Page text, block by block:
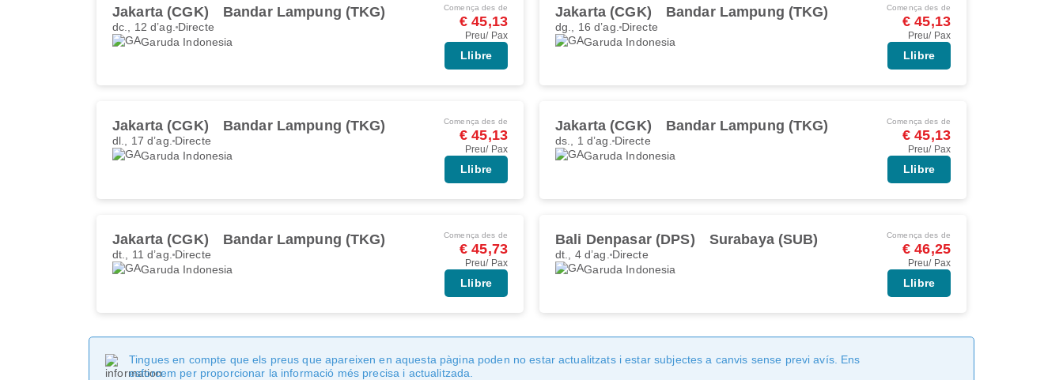
Jakarta (CGK) Bandar Lampung (TKG)
dc., 12 d’ag. Directe
Garuda Indonesia
Comença des de
€ 45,13
Preu/ Pax
Llibre
Jakarta (CGK) Bandar Lampung (TKG)
dg., 16 d’ag. Directe
Garuda Indonesia
Comença des de
€ 45,13
Preu/ Pax
Llibre
Jakarta (CGK) Bandar Lampung (TKG)
dl., 17 d’ag. Directe
Garuda Indonesia
Comença des de
€ 45,13
Preu/ Pax
Llibre
Jakarta (CGK) Bandar Lampung (TKG)
ds., 1 d’ag. Directe
Garuda Indonesia
Comença des de
€ 45,13
Preu/ Pax
Llibre
Jakarta (CGK) Bandar Lampung (TKG)
dt., 11 d’ag. Directe
Garuda Indonesia
Comença des de
€ 45,73
Preu/ Pax
Llibre
Bali Denpasar (DPS) Surabaya (SUB)
dt., 4 d’ag. Directe
Garuda Indonesia
Comença des de
€ 46,25
Preu/ Pax
Llibre
Tingues en compte que els preus que apareixen en aquesta pàgina poden no estar actualitzats i estar subjectes a canvis sense previ avís. Ens
esforcem per proporcionar la informació més precisa i actualitzada.